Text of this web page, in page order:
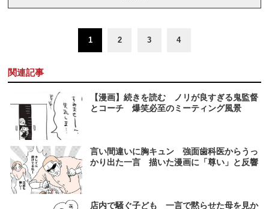
1 2 3 4
関連記事
【漫画】続きを読む ノリが良すぎる鬼監督
とコーチ 爆笑必至のミーティング風景
言い間違いに胸キュン 強面歯科医からうっ
かり出た一言 描いた漫画に「尊い」と反響
店内で騒ぐ子ども 一言で黙らせた母を見か